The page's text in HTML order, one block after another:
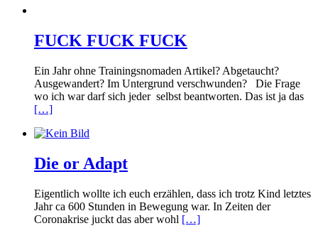
FUCK FUCK FUCK
Ein Jahr ohne Trainingsnomaden Artikel? Abgetaucht?
Ausgewandert? Im Untergrund verschwunden? Die Frage
wo ich war darf sich jeder selbst beantworten. Das ist ja das
[…]
Die or Adapt
Eigentlich wollte ich euch erzählen, dass ich trotz Kind letztes
Jahr ca 600 Stunden in Bewegung war. In Zeiten der
Coronakrise juckt das aber wohl […]